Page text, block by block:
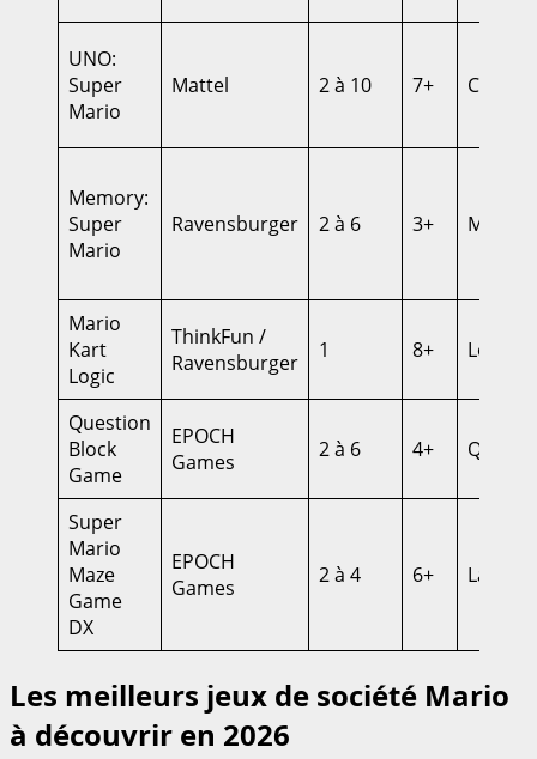
UNO:
Super
Mario
Mattel 2 à 10 7+ Carte,
Memory:
Super
Mario
Ravensburger 2 à 6 3+
Mario
Kart
Logic
ThinkFun /
Ravensburger
1 8+
Question
Block
Game
EPOCH
Games
2 à 6 4+
Super
Mario
Maze
Game
DX
EPOCH
Games
2 à 4 6+
Les meilleurs jeux de société Mario
à découvrir en 2026